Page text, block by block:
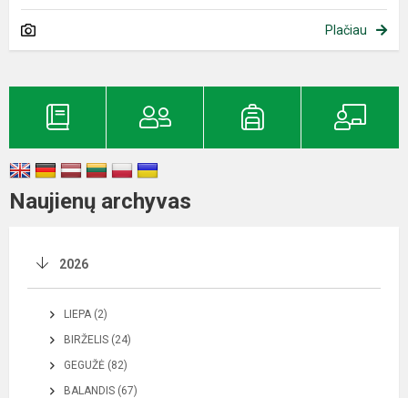
Plačiau
Naujienų archyvas
2026
LIEPA (2)
BIRŽELIS (24)
GEGUŽĖ (82)
BALANDIS (67)